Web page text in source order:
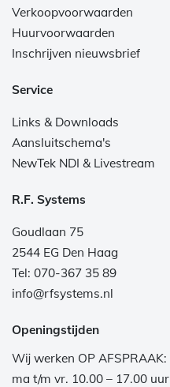
Verkoopvoorwaarden
Huurvoorwaarden
Inschrijven nieuwsbrief
Service
Links & Downloads
Aansluitschema's
NewTek NDI & Livestream
R.F. Systems
Goudlaan 75
2544 EG Den Haag
Tel: 070-367 35 89
info@rfsystems.nl
Openingstijden
Wij werken OP AFSPRAAK:
ma t/m vr. 10.00 – 17.00 uur